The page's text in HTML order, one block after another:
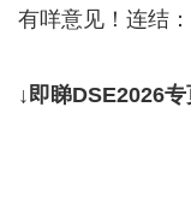
有咩意见！连结
↓即睇DSE2026专